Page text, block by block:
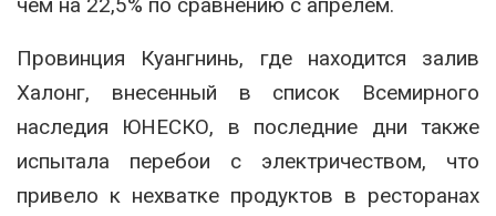
чем на 22,5% по сравнению с апрелем.
Провинция Куангнинь, где находится залив
Халонг, внесенный в список Всемирного
наследия ЮНЕСКО, в последние дни также
испытала перебои с электричеством, что
привело к нехватке продуктов в ресторанах